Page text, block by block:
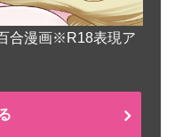
合漫画※R18表現ア